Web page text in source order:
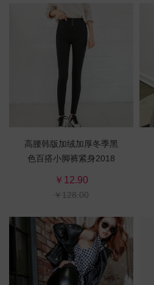
高腰韩版加绒加厚冬季黑
色百搭小脚裤紧身2018
￥12.90
￥128.00